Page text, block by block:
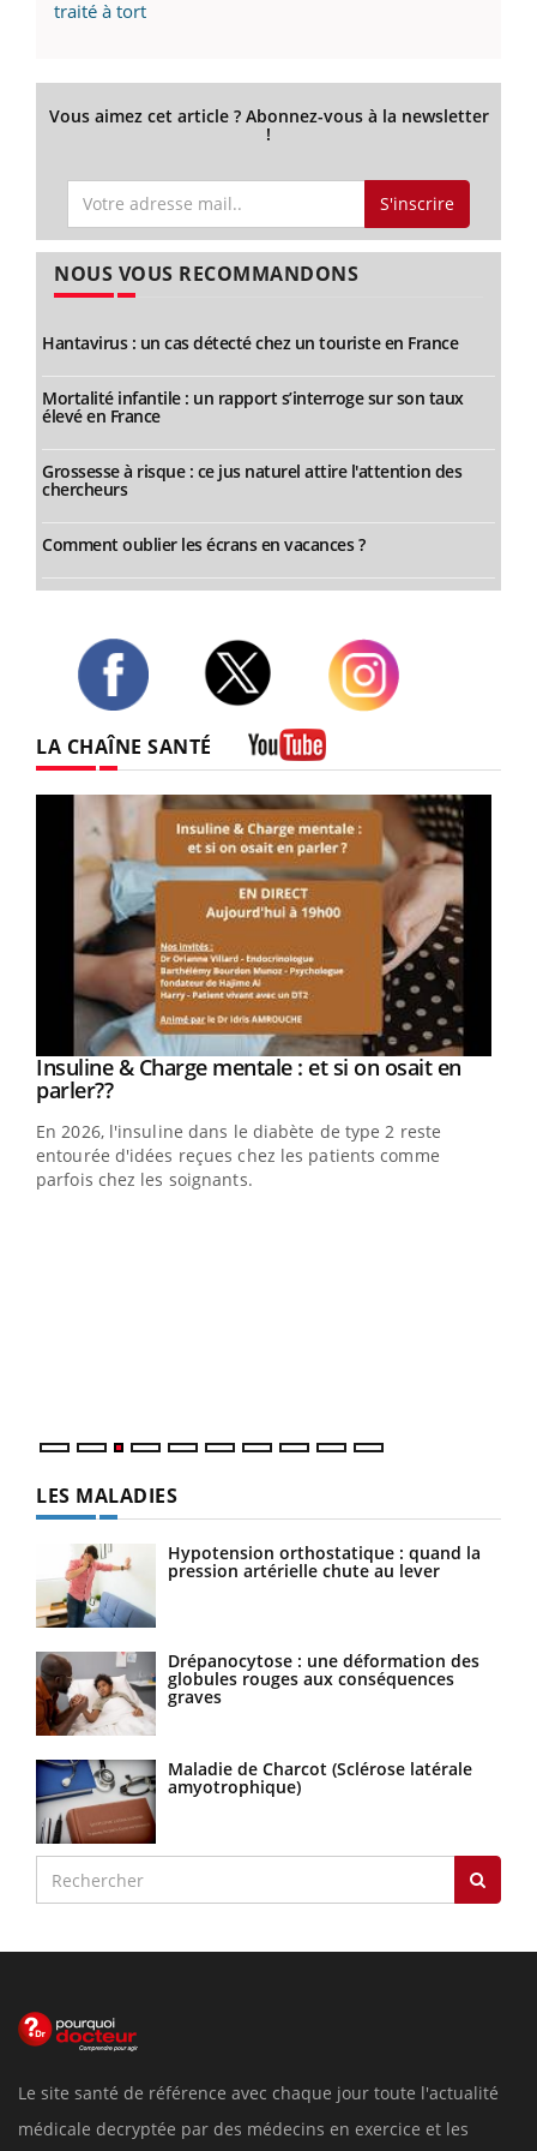
traité à tort
Vous aimez cet article ? Abonnez-vous à la newsletter
!
S'inscrire
NOUS VOUS RECOMMANDONS
Hantavirus : un cas détecté chez un touriste en France
Mortalité infantile : un rapport s’interroge sur son taux
élevé en France
Grossesse à risque : ce jus naturel attire l'attention des
chercheurs
Comment oublier les écrans en vacances ?
LA CHAÎNE SANTÉ
Youtube
Insuline & Charge mentale : et si on osait en
parler??Youtube
En 2026, l'insuline dans le diabète de type 2 reste
entourée d'idées reçues chez les patients comme
parfois chez les soignants.
LES MALADIES
Hypotension orthostatique : quand la
pression artérielle chute au lever
Drépanocytose : une déformation des
globules rouges aux conséquences
graves
Maladie de Charcot (Sclérose latérale
amyotrophique)
Le site santé de référence avec chaque jour toute l'actualité
médicale decryptée par des médecins en exercice et les